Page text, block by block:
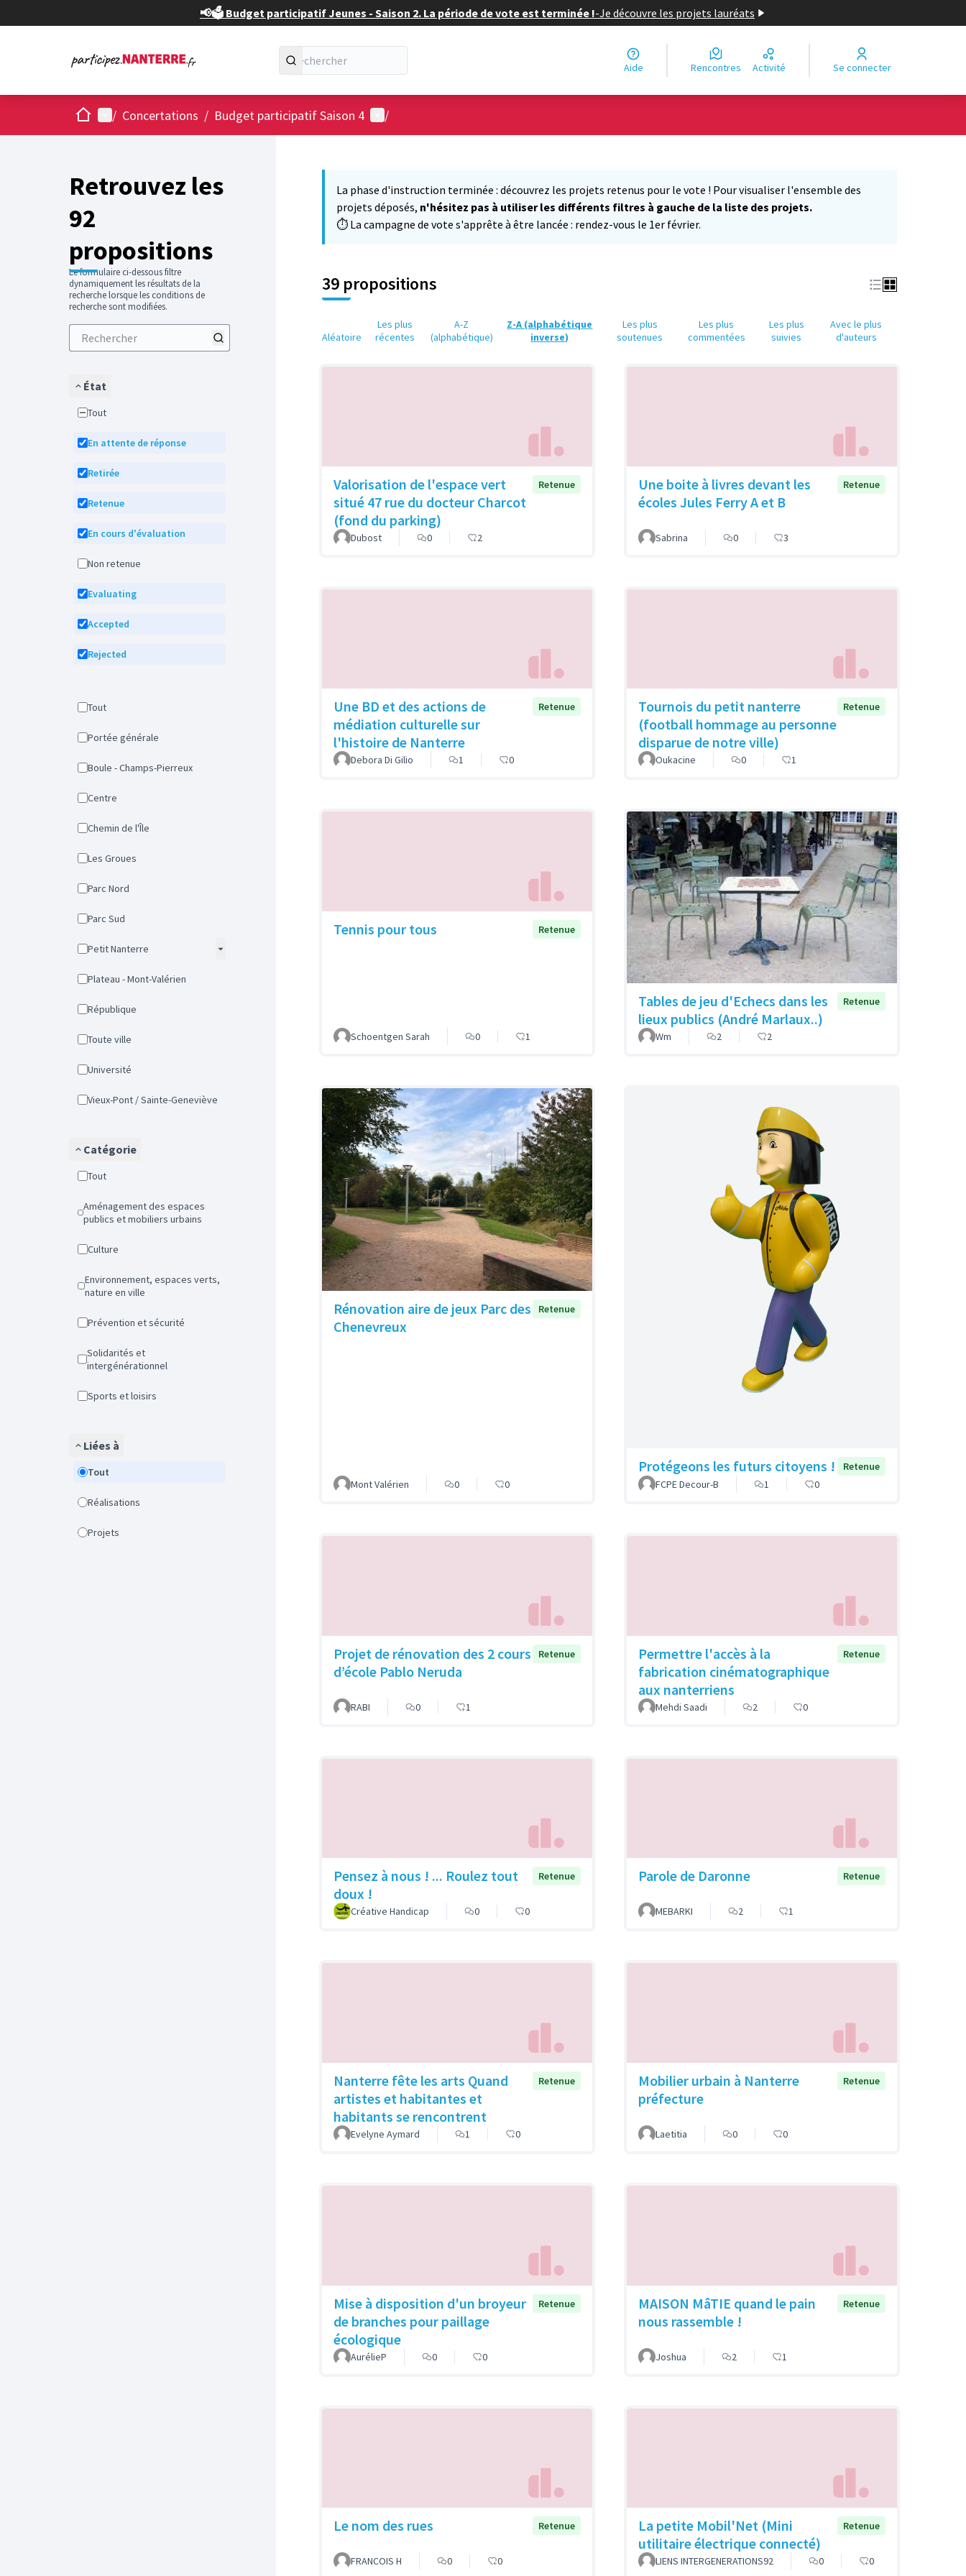
📢🗳️ Budget participatif Jeunes - Saison 2. La période de vote est terminée !-Je découvre les projets lauréats
Aide Rencontres Activité Se connecter
AccueilMenu principal
/ Concertations / Budget participatif Saison 4 Menu utilisateur
/
Retrouvez les
92
propositions
Le formulaire ci-dessous filtre
dynamiquement les résultats de la
recherche lorsque les conditions de
recherche sont modifiées.
État
Tout
En attente de réponse
Retirée
Retenue
En cours d'évaluation
Non retenue
Evaluating
Accepted
Rejected
Tout
Portée générale
Boule - Champs-Pierreux
Centre
Chemin de l'Île
Les Groues
Parc Nord
Parc Sud
Petit Nanterre
Plateau - Mont-Valérien
République
Toute ville
Université
Vieux-Pont / Sainte-Geneviève
Catégorie
Tout
Aménagement des espaces
publics et mobiliers urbains
Culture
Environnement, espaces verts,
nature en ville
Prévention et sécurité
Solidarités et
intergénérationnel
Sports et loisirs
Liées à
Tout
Réalisations
Projets
La phase d'instruction terminée : découvrez les projets retenus pour le vote ! Pour visualiser l'ensemble des
projets déposés, n'hésitez pas à utiliser les différents filtres à gauche de la liste des projets.
⏱️ La campagne de vote s'apprête à être lancée : rendez-vous le 1er février.
39 propositions
Aléatoire
Les plus
récentes
A-Z
(alphabétique)
Z-A (alphabétique
inverse)
Les plus
soutenues
Les plus
commentées
Les plus
suivies
Avec le plus
d'auteurs
Valorisation de l'espace vert
situé 47 rue du docteur Charcot
(fond du parking)
Retenue
Dubost 0 2
Une boite à livres devant les
écoles Jules Ferry A et B
Retenue
Sabrina 0 3
Une BD et des actions de
médiation culturelle sur
l'histoire de Nanterre
Retenue
Debora Di Gilio 1 0
Tournois du petit nanterre
(football hommage au personne
disparue de notre ville)
Retenue
Oukacine 0 1
Tennis pour tous Retenue
Schoentgen Sarah 0 1
Tables de jeu d'Echecs dans les
lieux publics (André Marlaux..)
Retenue
Wm 2 2
Rénovation aire de jeux Parc des
Chenevreux
Retenue
Mont Valérien 0 0
Protégeons les futurs citoyens !
Retenue
FCPE Decour-B
1 0
Projet de rénovation des 2 cours
d’école Pablo Neruda
Retenue
RABI 0 1
Permettre l'accès à la
fabrication cinématographique
aux nanterriens
Retenue
Mehdi Saadi 2 0
Pensez à nous ! ... Roulez tout
doux !
Retenue
Créative Handicap 0 0
Parole de Daronne Retenue
MEBARKI 2 1
Nanterre fête les arts Quand
artistes et habitantes et
habitants se rencontrent
Retenue
Evelyne Aymard 1 0
Mobilier urbain à Nanterre
préfecture
Retenue
Laetitia 0 0
Mise à disposition d'un broyeur
de branches pour paillage
écologique
Retenue
AurélieP 0 0
MAISON MâTIE quand le pain
nous rassemble !
Retenue
Joshua 2 1
Le nom des rues Retenue
FRANCOIS H 0 0
La petite Mobil'Net (Mini
utilitaire électrique connecté)
Retenue
LIENS INTERGENERATIONS92 0 0